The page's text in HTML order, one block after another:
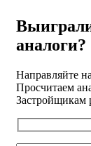
аналоги?
Направляйте
Просчитаем
Застройщикам